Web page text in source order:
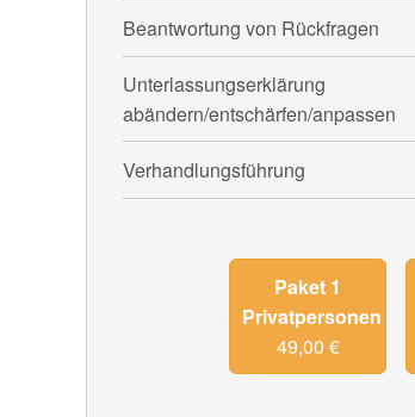
Beantwortung von Rückfragen
Unterlassungserklärung
abändern/entschärfen/anpassen
Verhandlungsführung
Paket 1
Privatpersonen
49,00 €